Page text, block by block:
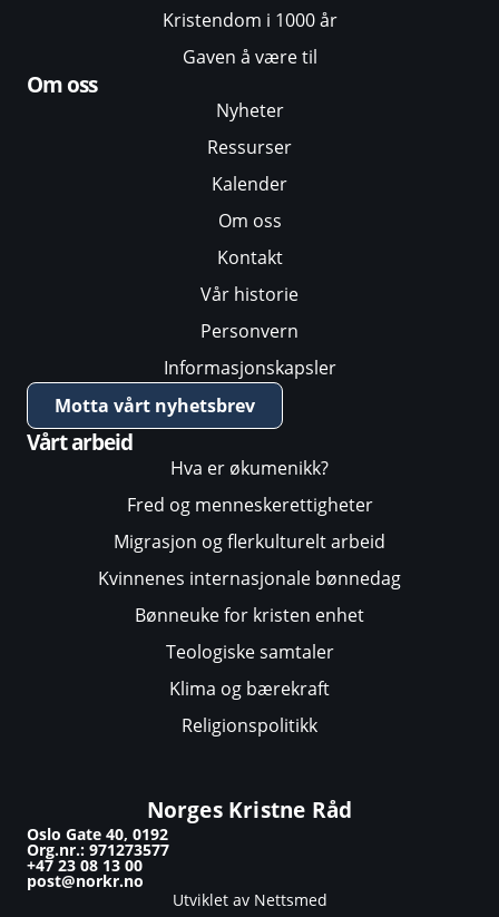
Kristendom i 1000 år
Gaven å være til
Om oss
Nyheter
Ressurser
Kalender
Om oss
Kontakt
Vår historie
Personvern
Informasjonskapsler
Motta vårt nyhetsbrev
Vårt arbeid
Hva er økumenikk?
Fred og menneskerettigheter
Migrasjon og flerkulturelt arbeid
Kvinnenes internasjonale bønnedag
Bønneuke for kristen enhet
Teologiske samtaler
Klima og bærekraft
Religionspolitikk
Norges Kristne Råd
Oslo Gate 40, 0192
Org.nr.: 971273577
+47 23 08 13 00
post@norkr.no
Utviklet av Nettsmed